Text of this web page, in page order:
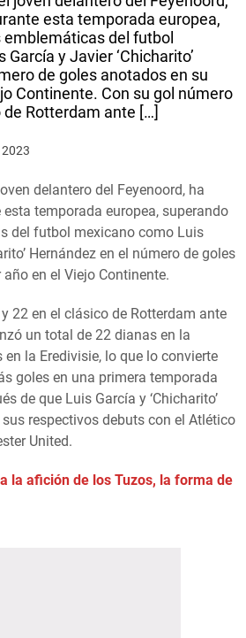
esta temporada europea,
del futbol
y Javier ‘Chicharito’
de goles anotados en su
Continente. Con su gol número
Rotterdam ante […]
delantero del Feyenoord, ha
temporada europea, superando
del futbol mexicano como Luis
Hernández en el número de goles
en el Viejo Continente.
22 en el clásico de Rotterdam ante
un total de 22 dianas en la
la Eredivisie, lo que lo convierte
goles en una primera temporada
de que Luis García y ‘Chicharito’
respectivos debuts con el Atlético
United.
la afición de los Tuzos, la forma de